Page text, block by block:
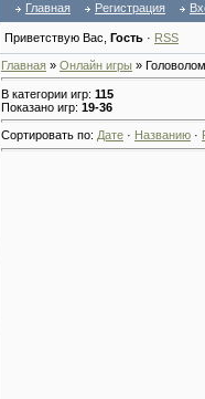
Главная Регистрация
Приветствую Вас Гость · RSS
Главная » Онлайн игры »
В категории игр: 115
Показано игр: 19-36
Сортировать по: Дате · Названию ·